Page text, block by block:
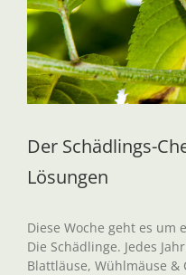
Der Schädlings-
Lösungen
Diese Woche geht es um
Die Schädlinge. Jedes
Blattläuse, Wühlmäuse &